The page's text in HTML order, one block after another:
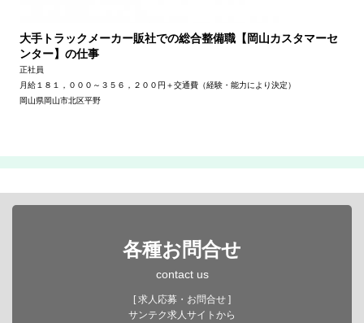
大手トラックメーカー販社での総合整備職【岡山カスタマーセ
ンター】の仕事
正社員
月給１８１，０００～３５６，２００円＋交通費（経験・能力により決定）
岡山県岡山市北区平野
各種お問合せ
contact us
[ 求人応募・お問合せ ]
サンテク求人サイトから